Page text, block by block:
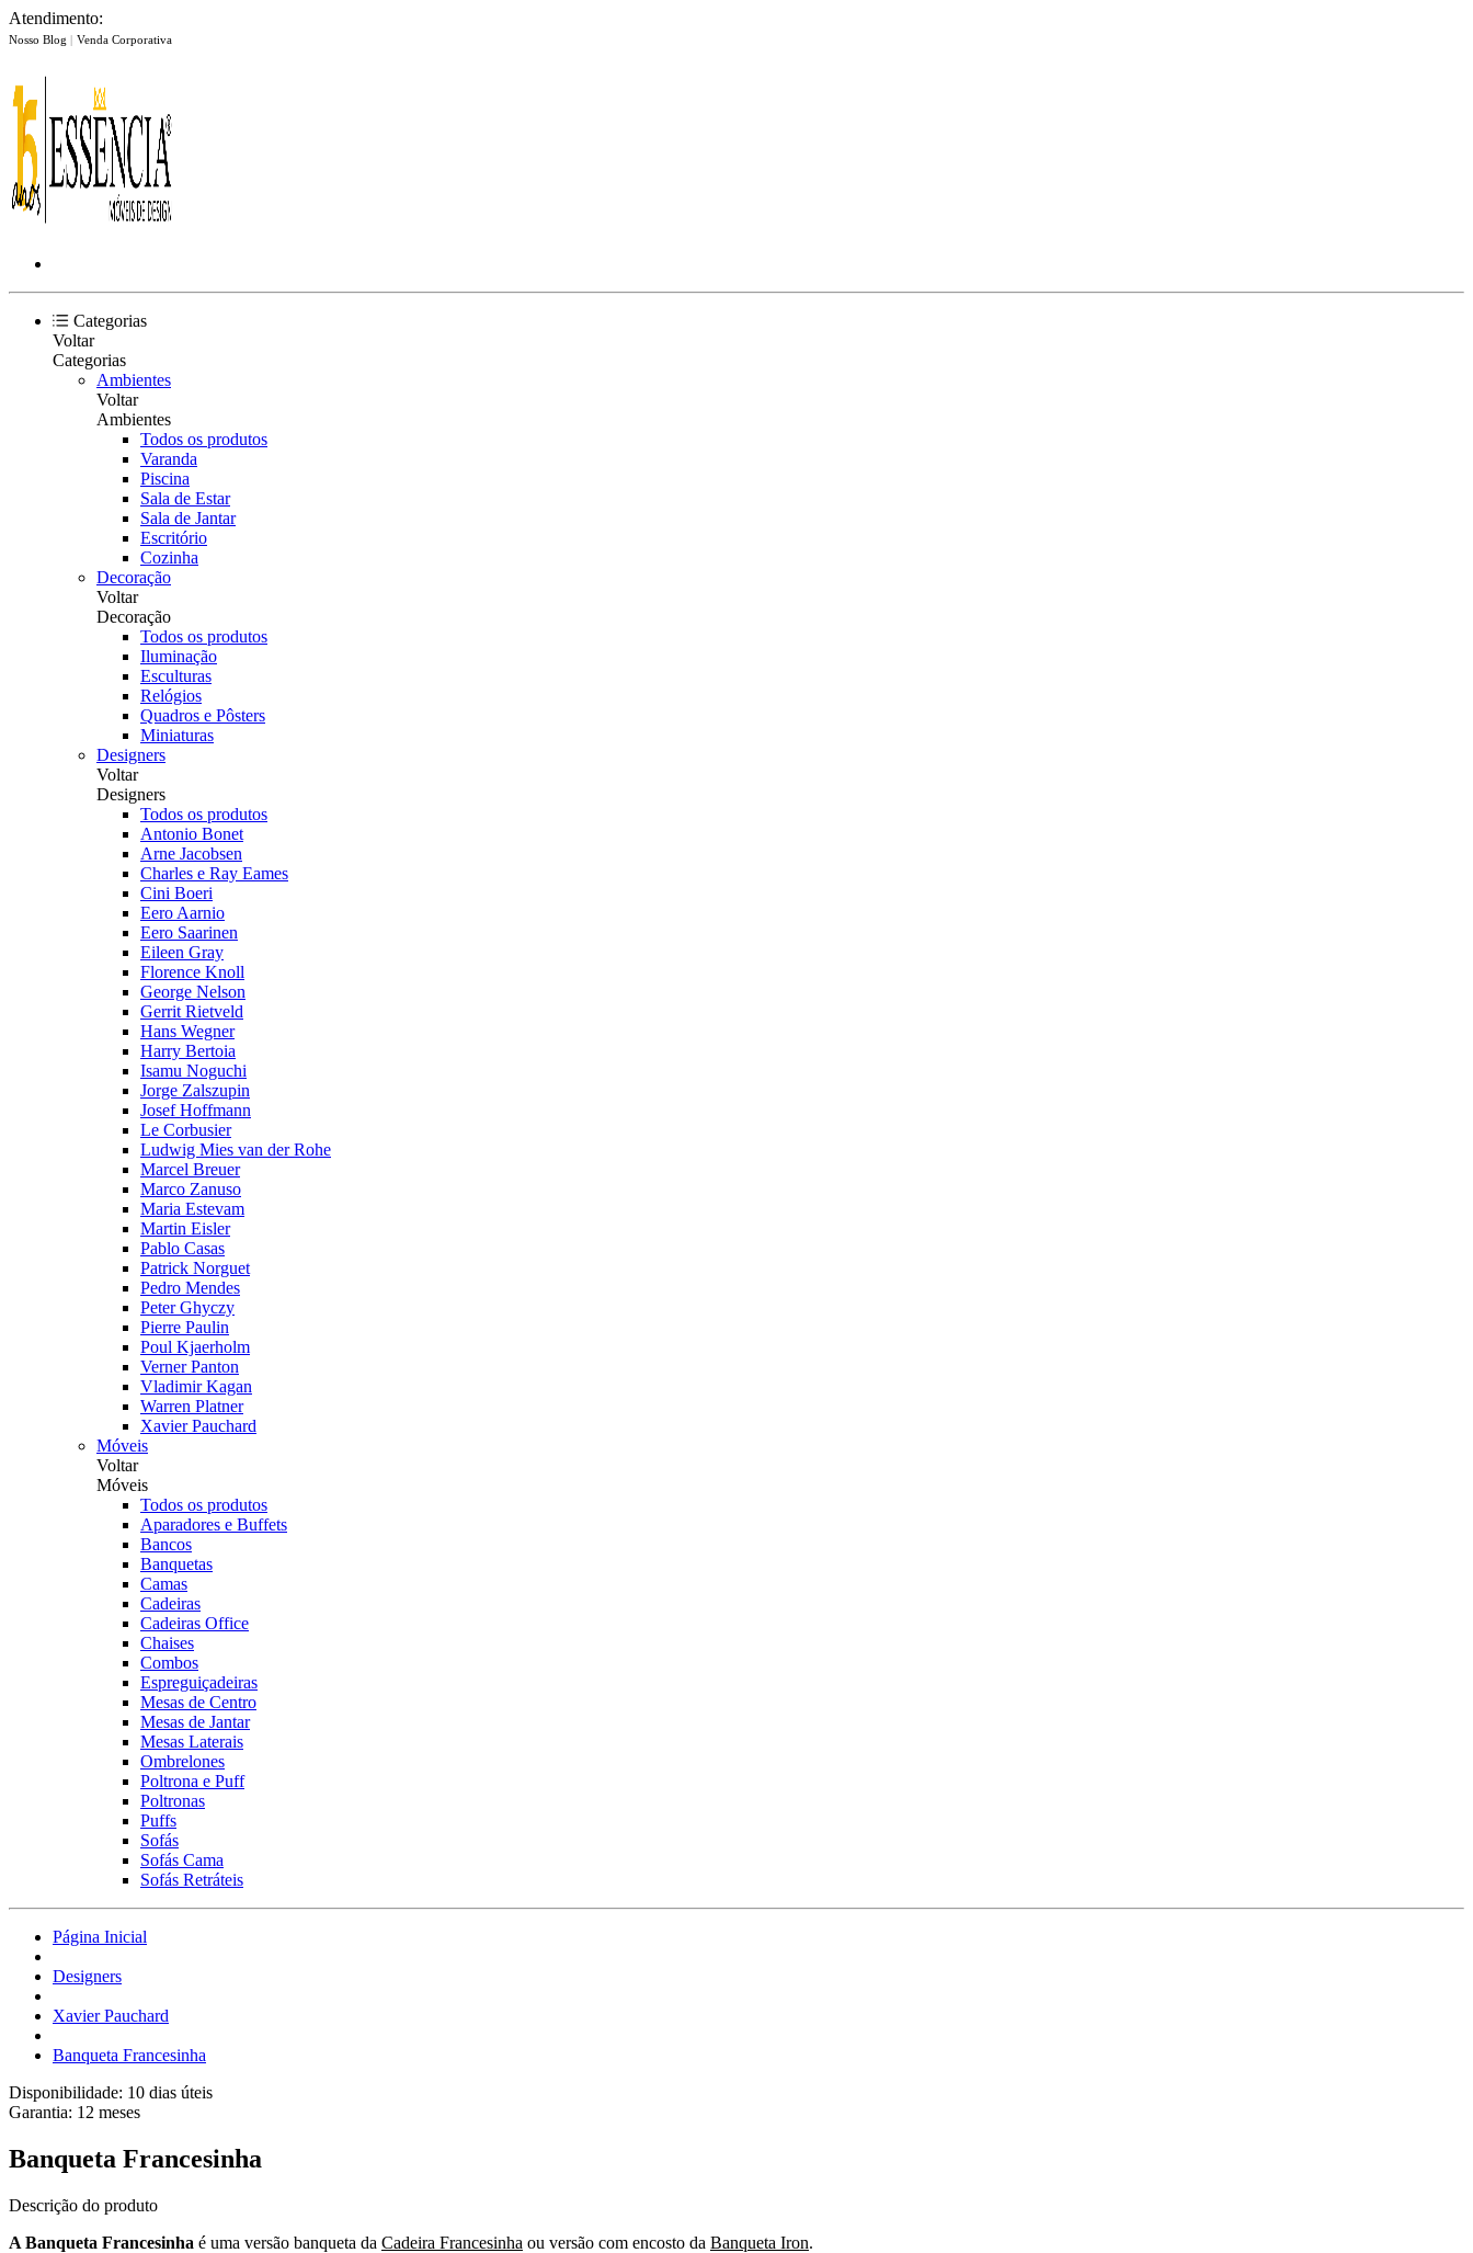
Atendimento:
Nosso Blog | Venda Corporativa
Categorias
Voltar
Categorias
Ambientes
Voltar
Ambientes
Todos os produtos
Varanda
Piscina
Sala de Estar
Sala de Jantar
Escritório
Cozinha
Decoração
Voltar
Decoração
Todos os produtos
Iluminação
Esculturas
Relógios
Quadros e Pôsters
Miniaturas
Designers
Voltar
Designers
Todos os produtos
Antonio Bonet
Arne Jacobsen
Charles e Ray Eames
Cini Boeri
Eero Aarnio
Eero Saarinen
Eileen Gray
Florence Knoll
George Nelson
Gerrit Rietveld
Hans Wegner
Harry Bertoia
Isamu Noguchi
Jorge Zalszupin
Josef Hoffmann
Le Corbusier
Ludwig Mies van der Rohe
Marcel Breuer
Marco Zanuso
Maria Estevam
Martin Eisler
Pablo Casas
Patrick Norguet
Pedro Mendes
Peter Ghyczy
Pierre Paulin
Poul Kjaerholm
Verner Panton
Vladimir Kagan
Warren Platner
Xavier Pauchard
Móveis
Voltar
Móveis
Todos os produtos
Aparadores e Buffets
Bancos
Banquetas
Camas
Cadeiras
Cadeiras Office
Chaises
Combos
Espreguiçadeiras
Mesas de Centro
Mesas de Jantar
Mesas Laterais
Ombrelones
Poltrona e Puff
Poltronas
Puffs
Sofás
Sofás Cama
Sofás Retráteis
Página Inicial
Designers
Xavier Pauchard
Banqueta Francesinha
Disponibilidade: 10 dias úteis
Garantia: 12 meses
Banqueta Francesinha
Descrição do produto
A Banqueta Francesinha é uma versão banqueta da Cadeira Francesinha ou versão com encosto da Banqueta Iron.